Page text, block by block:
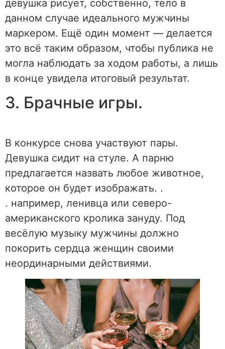
девушка рисует, собственно, тело в
данном случае идеального мужчины
маркером. Ещё один момент — делается
это всё таким образом, чтобы публика не
могла наблюдать за ходом работы, а лишь
в конце увидела итоговый результат.
3. Брачные игры.
В конкурсе снова участвуют пары.
Девушка сидит на стуле. А парню
предлагается назвать любое животное,
которое он будет изображать. .
. например, ленивца или северо-
американского кролика зануду. Под
весёлую музыку мужчины должно
покорить сердца женщин своими
неординарными действиями.